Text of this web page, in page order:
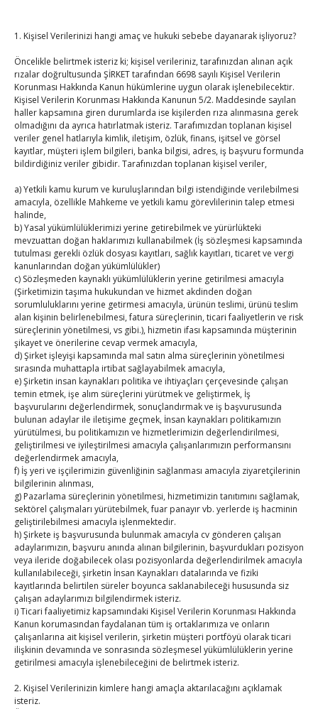
1. Kişisel Verilerinizi hangi amaç ve hukuki sebebe dayanarak işliyoruz?
Öncelikle belirtmek isteriz ki; kişisel verileriniz, tarafınızdan alınan açık
rızalar doğrultusunda ŞİRKET tarafından 6698 sayılı Kişisel Verilerin
Korunması Hakkında Kanun hükümlerine uygun olarak işlenebilecektir.
Kişisel Verilerin Korunması Hakkında Kanunun 5/2. Maddesinde sayılan
haller kapsamına giren durumlarda ise kişilerden rıza alınmasına gerek
olmadığını da ayrıca hatırlatmak isteriz. Tarafımızdan toplanan kişisel
veriler genel hatlarıyla kimlik, iletişim, özlük, finans, işitsel ve görsel
kayıtlar, müşteri işlem bilgileri, banka bilgisi, adres, iş başvuru formunda
bildirdiğiniz veriler gibidir. Tarafınızdan toplanan kişisel veriler,
a) Yetkili kamu kurum ve kuruluşlarından bilgi istendiğinde verilebilmesi
amacıyla, özellikle Mahkeme ve yetkili kamu görevlilerinin talep etmesi
halinde,
b) Yasal yükümlülüklerimizi yerine getirebilmek ve yürürlükteki
mevzuattan doğan haklarımızı kullanabilmek (İş sözleşmesi kapsamında
tutulması gerekli özlük dosyası kayıtları, sağlık kayıtları, ticaret ve vergi
kanunlarından doğan yükümlülükler)
c) Sözleşmeden kaynaklı yükümlülüklerin yerine getirilmesi amacıyla
(Şirketimizin taşıma hukukundan ve hizmet akdinden doğan
sorumluluklarını yerine getirmesi amacıyla, ürünün teslimi, ürünü teslim
alan kişinin belirlenebilmesi, fatura süreçlerinin, ticari faaliyetlerin ve risk
süreçlerinin yönetilmesi, vs gibi.), hizmetin ifası kapsamında müşterinin
şikayet ve önerilerine cevap vermek amacıyla,
d) Şirket işleyişi kapsamında mal satın alma süreçlerinin yönetilmesi
sırasında muhattapla irtibat sağlayabilmek amacıyla,
e) Şirketin insan kaynakları politika ve ihtiyaçları çerçevesinde çalışan
temin etmek, işe alım süreçlerini yürütmek ve geliştirmek, İş
başvurularını değerlendirmek, sonuçlandırmak ve iş başvurusunda
bulunan adaylar ile iletişime geçmek, İnsan kaynakları politikamızın
yürütülmesi, bu politikamızın ve hizmetlerimizin değerlendirilmesi,
geliştirilmesi ve iyileştirilmesi amacıyla çalışanlarımızın performansını
değerlendirmek amacıyla,
f) İş yeri ve işçilerimizin güvenliğinin sağlanması amacıyla ziyaretçilerinin
bilgilerinin alınması,
g) Pazarlama süreçlerinin yönetilmesi, hizmetimizin tanıtımını sağlamak,
sektörel çalışmaları yürütebilmek, fuar panayır vb. yerlerde iş hacminin
geliştirilebilmesi amacıyla işlenmektedir.
h) Şirkete iş başvurusunda bulunmak amacıyla cv gönderen çalışan
adaylarımızın, başvuru anında alınan bilgilerinin, başvurdukları pozisyon
veya ileride doğabilecek olası pozisyonlarda değerlendirilmek amacıyla
kullanılabileceği, şirketin İnsan Kaynakları datalarında ve fiziki
kayıtlarında belirtilen süreler boyunca saklanabileceği hususunda siz
çalışan adaylarımızı bilgilendirmek isteriz.
i) Ticari faaliyetimiz kapsamındaki Kişisel Verilerin Korunması Hakkında
Kanun korumasından faydalanan tüm iş ortaklarımıza ve onların
çalışanlarına ait kişisel verilerin, şirketin müşteri portföyü olarak ticari
ilişkinin devamında ve sonrasında sözleşmesel yükümlülüklerin yerine
getirilmesi amacıyla işlenebileceğini de belirtmek isteriz.
2. Kişisel Verilerinizin kimlere hangi amaçla aktarılacağını açıklamak
isteriz.
Hisarcıklıoğlu Muğla İl/İlçe Oda / Borsa Meclis Üyeleri
ile buluştu
ByTUTSOon Ağu 2, 2026
Hisarcıklıoğlu Muğla Ticaret Borsası’nı ziyaret etti
ByTUTSO on Ağu 1, 2026
P
S Ç P C C
P
3
4 5 6 7 8
9
10
11 12 13 14 15
16
17
18 19 20 21 22
23
24
25 26 27 28 29
30
31
« Tem
E-BÜLTEN
Kasaba Ekonomi Dergisi
TOBB HABER
TUTSO İktisadi Durum Raporu
Kahramanmaraş Ticaret ve Sanayi Odası’nın yeni
binası hizmete açıldı
Diren ailesine taziye ziyareti
Hisarcıklıoğlu, Ardahan Üniversitesi Rektörü Prof. Dr.
Emiroğlu’nu kabul etti
Hisarcıklıoğlu Muğla İl/İlçe Oda / Borsa Meclis Üyeleri
ile buluştu
Hisarcıklıoğlu Muğla Ticaret Borsası’nı ziyaret etti